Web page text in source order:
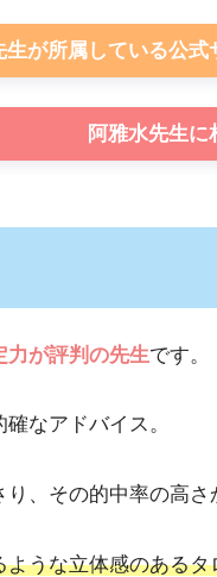
生が所属している公式
阿雅水先生に
力が評判の先生です。
なアドバイス。
、その的中率の高さ
うな立体感のある